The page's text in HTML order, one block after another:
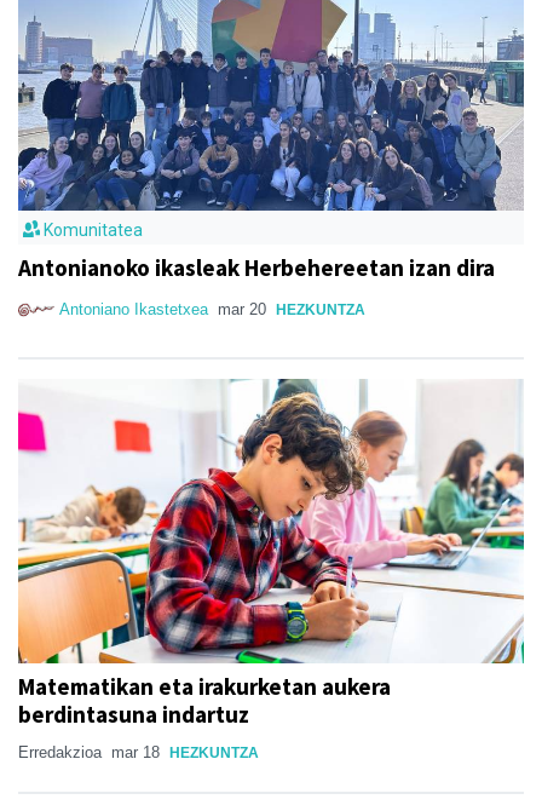
Komunitatea
Antonianoko ikasleak Herbehereetan izan dira
Antoniano Ikastetxea mar 20 HEZKUNTZA
Matematikan eta irakurketan aukera
berdintasuna indartuz
Erredakzioa mar 18 HEZKUNTZA